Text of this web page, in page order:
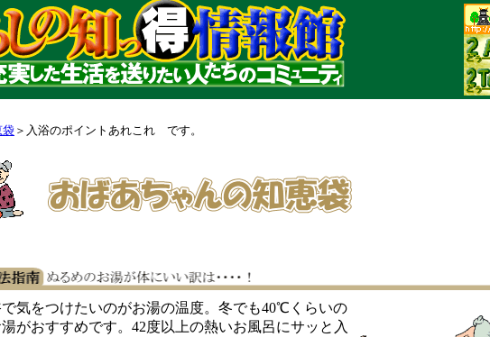
袋＞入浴のポイントあれこれ です。
気をつけたいのがお湯の温度。冬でも40℃くらいの
がおすすめです。42度以上の熱いお風呂にサッと入